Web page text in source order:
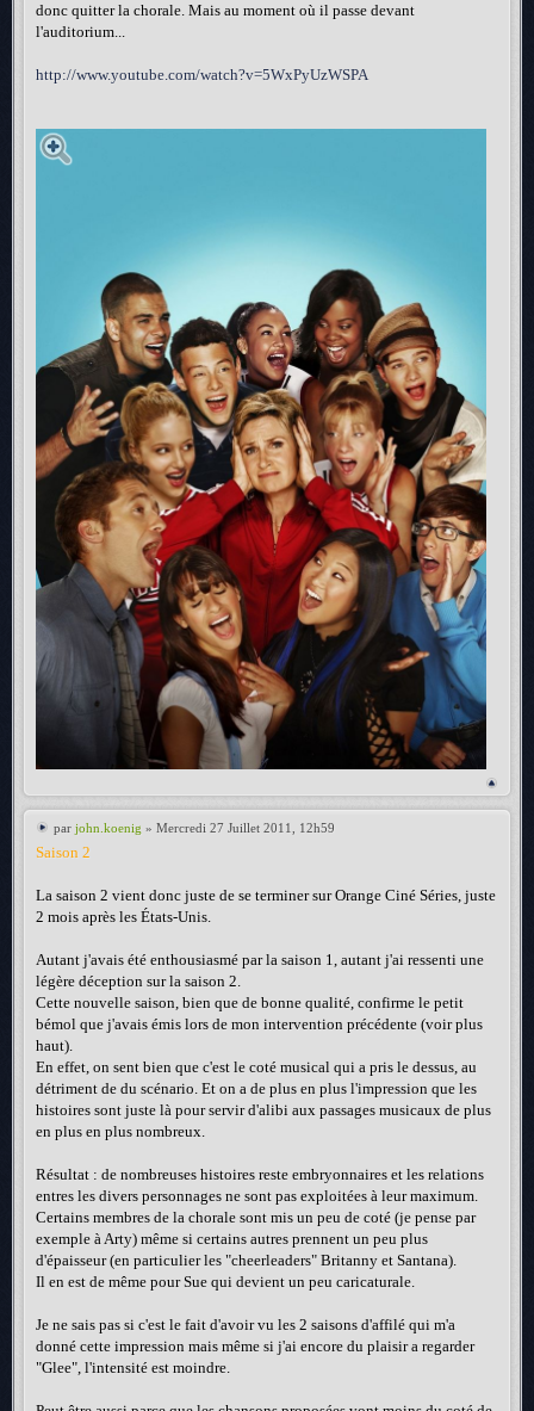
donc quitter la chorale. Mais au moment où il passe devant
l'auditorium...
http://www.youtube.com/watch?v=5WxPyUzWSPA
par john.koenig » Mercredi 27 Juillet 2011, 12h59
Saison 2
La saison 2 vient donc juste de se terminer sur Orange Ciné Séries, juste
2 mois après les États-Unis.
Autant j'avais été enthousiasmé par la saison 1, autant j'ai ressenti une
légère déception sur la saison 2.
Cette nouvelle saison, bien que de bonne qualité, confirme le petit
bémol que j'avais émis lors de mon intervention précédente (voir plus
haut).
En effet, on sent bien que c'est le coté musical qui a pris le dessus, au
détriment de du scénario. Et on a de plus en plus l'impression que les
histoires sont juste là pour servir d'alibi aux passages musicaux de plus
en plus en plus nombreux.
Résultat : de nombreuses histoires reste embryonnaires et les relations
entres les divers personnages ne sont pas exploitées à leur maximum.
Certains membres de la chorale sont mis un peu de coté (je pense par
exemple à Arty) même si certains autres prennent un peu plus
d'épaisseur (en particulier les "cheerleaders" Britanny et Santana).
Il en est de même pour Sue qui devient un peu caricaturale.
Je ne sais pas si c'est le fait d'avoir vu les 2 saisons d'affilé qui m'a
donné cette impression mais même si j'ai encore du plaisir a regarder
"Glee", l'intensité est moindre.